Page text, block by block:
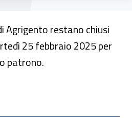
Agrigento restano chiusi
25 febbraio 2025 per
patrono.